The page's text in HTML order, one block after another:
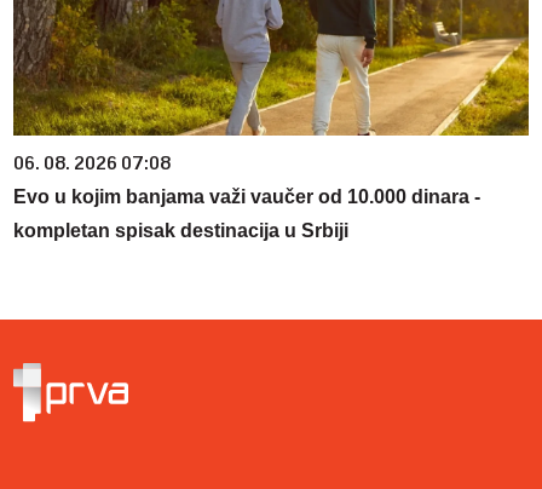
06. 08. 2026 07:08
Evo u kojim banjama važi vaučer od 10.000 dinara -
kompletan spisak destinacija u Srbiji